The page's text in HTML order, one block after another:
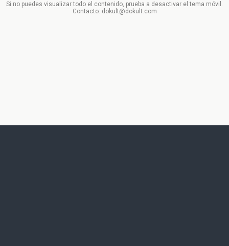
Si no puedes visualizar todo el contenido, prueba a desactivar el tema móvil.
Contacto: dokult@dokult.com